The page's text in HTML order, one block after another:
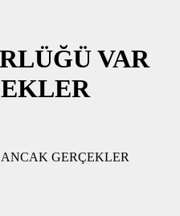
VAR